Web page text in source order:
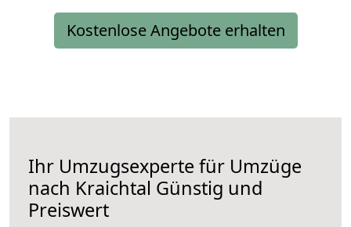
Kostenlose Angebote erhalten
Ihr Umzugsexperte für Umzüge
nach Kraichtal Günstig und
Preiswert